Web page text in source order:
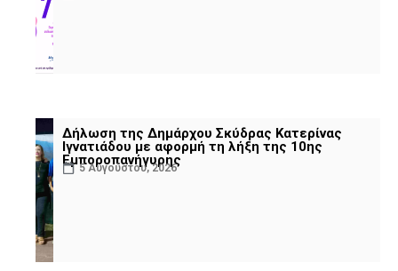
Δήλωση της Δημάρχου Σκύδρας Κατερίνας
Ιγνατιάδου με αφορμή τη λήξη της 10ης
Εμποροπανήγυρης
5 Αυγούστου, 2026